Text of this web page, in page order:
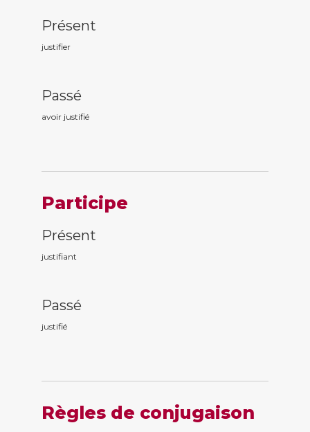
Présent
justifier
Passé
avoir justifié
Participe
Présent
justifiant
Passé
justifié
Règles de conjugaison